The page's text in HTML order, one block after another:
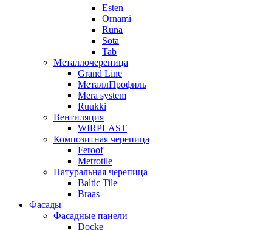
Esten
Ornami
Runa
Sota
Tab
Металлочерепица
Grand Line
МеталлПрофиль
Mera system
Ruukki
Вентиляция
WIRPLAST
Композитная черепица
Feroof
Metrotile
Натуральная черепица
Baltic Tile
Braas
Фасады
Фасадные панели
Docke